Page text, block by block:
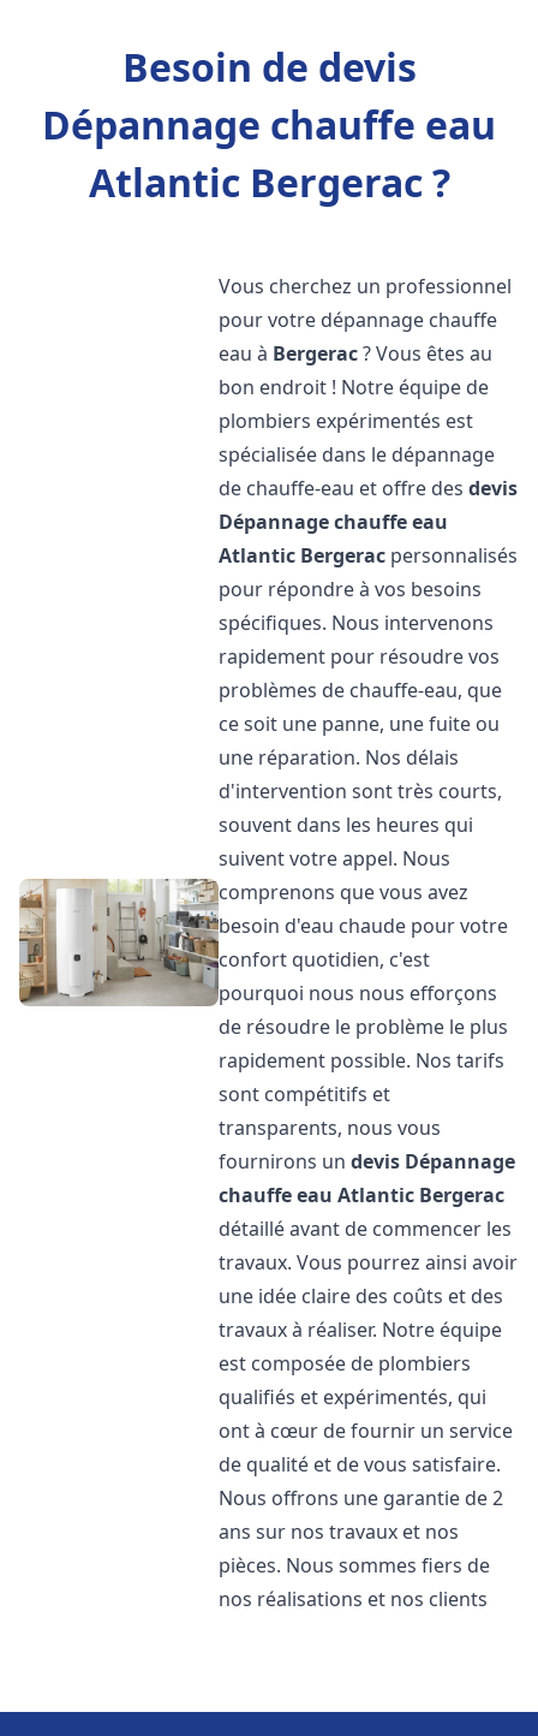
Besoin de devis
Dépannage chauffe eau
Atlantic Bergerac ?
Vous cherchez un professionnel
pour votre dépannage chauffe
eau à Bergerac? Vous êtes au
bon endroit ! Notre équipe de
plombiers expérimentés est
spécialisée dans le dépannage
de chauffe-eau et offre desdevis
Dépannage chauffe eau
Atlantic Bergerac personnalisés
pour répondre à vos besoins
spécifiques. Nous intervenons
rapidement pour résoudre vos
problèmes de chauffe-eau, que
ce soit une panne, une fuite ou
une réparation. Nos délais
d'intervention sont très courts,
souvent dans les heures qui
suivent votre appel. Nous
comprenons que vous avez
besoin d'eau chaude pour votre
confort quotidien, c'est
pourquoi nous nous efforçons
de résoudre le problème le plus
rapidement possible. Nos tarifs
sont compétitifs et
transparents, nous vous
fournirons undevis Dépannage
chauffe eau Atlantic Bergerac
détaillé avant de commencer les
travaux. Vous pourrez ainsi avoir
une idée claire des coûts et des
travaux à réaliser. Notre équipe
est composée de plombiers
qualifiés et expérimentés, qui
ont à cœur de fournir un service
de qualité et de vous satisfaire.
Nous offrons une garantie de 2
ans sur nos travaux et nos
pièces. Nous sommes fiers de
nos réalisations et nos clients